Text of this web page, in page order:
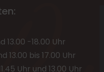
13.00 -18.00 Uhr
13.00 bis 17.00 Uhr
Uhr und 13.00 Uhr